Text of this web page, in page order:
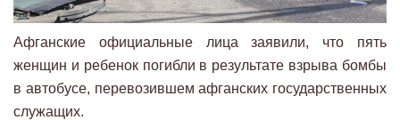
Афганские официальные лица заявили, что пять
женщин и ребенок погибли в результате взрыва бомбы
в автобусе, перевозившем афганских государственных
служащих.